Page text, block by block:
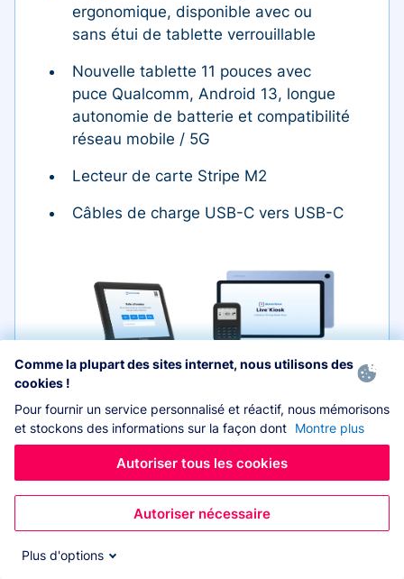
ergonomique, disponible avec ou
sans étui de tablette verrouillable
Nouvelle tablette 11 pouces avec
puce Qualcomm, Android 13, longue
autonomie de batterie et compatibilité
réseau mobile / 5G
Lecteur de carte Stripe M2
Câbles de charge USB-C vers USB-C
Tablette
Lecteur de carte
Comme la plupart des sites internet, nous utilisons des
cookies !
Pour fournir un service personnalisé et réactif, nous mémorisons
et stockons des informations sur la façon dont Montre plus
Autoriser tous les cookies
Autoriser nécessaire
Plus d'options